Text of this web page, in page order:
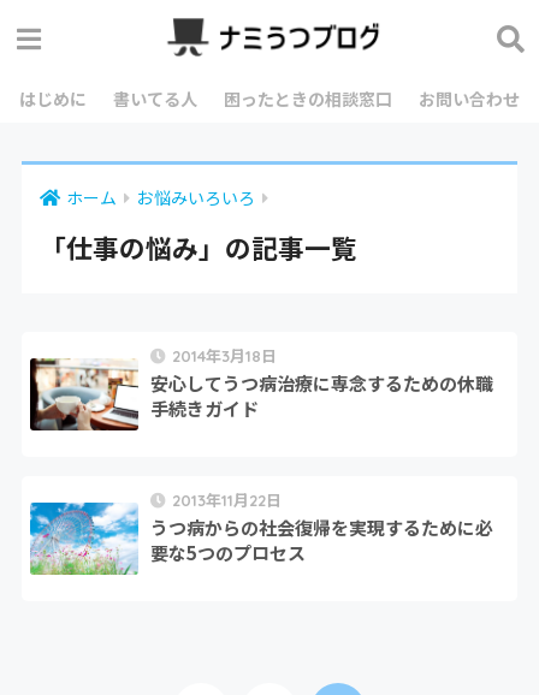
はじめに 書いてる人 困ったときの相談窓口 お問い合わせ
ホーム お悩みいろいろ
「仕事の悩み」の記事一覧
2014年3月18日
安心してうつ病治療に専念するための休職
手続きガイド
2013年11月22日
うつ病からの社会復帰を実現するために必
要な5つのプロセス